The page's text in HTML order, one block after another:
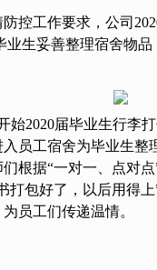
控工作要求，公司
业生妥善整理宿舍物品
始2020届毕业生行李
员工宿舍为毕业生
们根据“一对一、点对
打包好了，以后用得
员工们传递温情。